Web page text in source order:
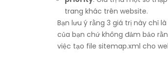
trang khác trên website.
Bạn lưu ý rằng 3 giá trị này chỉ
của bạn chứ không đảm bảo
việc tạo file sitemap.xml cho